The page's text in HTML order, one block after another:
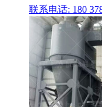
联系电话: 180